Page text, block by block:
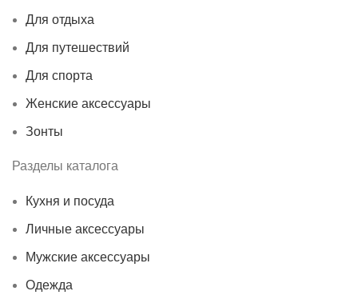
Для отдыха
Для путешествий
Для спорта
Женские аксессуары
Зонты
Разделы каталога
Кухня и посуда
Личные аксессуары
Мужские аксессуары
Одежда